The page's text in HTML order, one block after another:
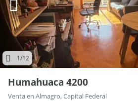
1/12
Humahuaca 4200
Venta en Almagro, Capital Federal